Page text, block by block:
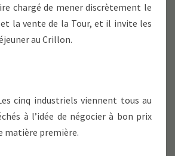
chargé de mener discrètement le
la vente de la Tour, et il invite les
au Crillon.
cinq industriels viennent tous au
à l’idée de négocier à bon prix
matière première.